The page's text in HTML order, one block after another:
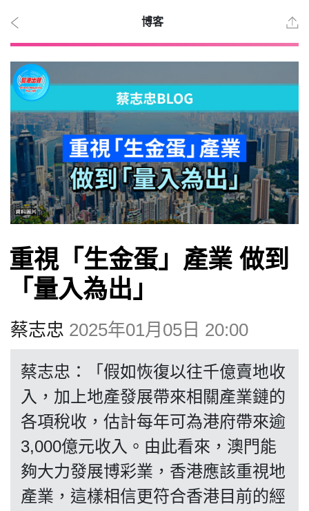
2026
年 8
月
10
日
時事
觀點
博客
投票
視頻
昔日
博客
重視「生金蛋」產業 做到
「量入為出」
蔡志忠 2025年01月05日 20:00
蔡志忠：「假如恢復以往千億賣地收
入，加上地產發展帶來相關產業鏈的
各項稅收，估計每年可為港府帶來逾
3,000億元收入。由此看來，澳門能
夠大力發展博彩業，香港應該重視地
產業，這樣相信更符合香港目前的經